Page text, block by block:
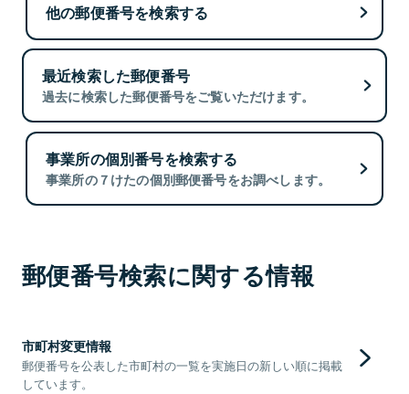
他の郵便番号を検索する
最近検索した郵便番号
過去に検索した郵便番号をご覧いただけます。
事業所の個別番号を検索する
事業所の７けたの個別郵便番号をお調べします。
郵便番号検索に関する情報
市町村変更情報
郵便番号を公表した市町村の一覧を実施日の新しい順に掲載
しています。